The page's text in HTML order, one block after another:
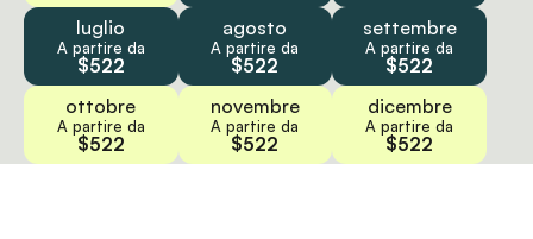
luglio
A partire da
$522
agosto
A partire da
$522
settembre
A partire da
$522
ottobre
A partire da
$522
novembre
A partire da
$522
dicembre
A partire da
$522